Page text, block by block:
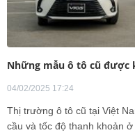
Những mẫu ô tô cũ được
04/02/2025 17:24
Thị trường ô tô cũ tại Việt
cầu và tốc độ thanh khoản